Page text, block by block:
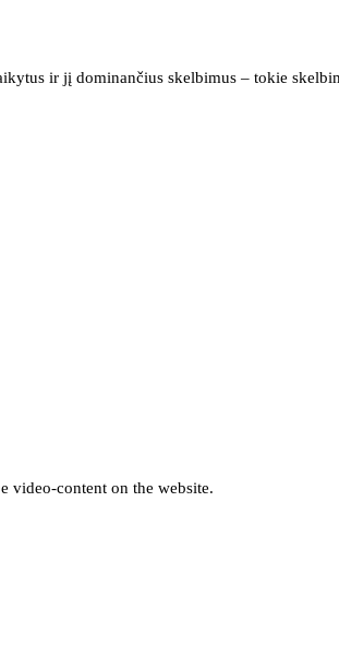
ir jį dominančius skelbimus – tokie
video-content on the website.